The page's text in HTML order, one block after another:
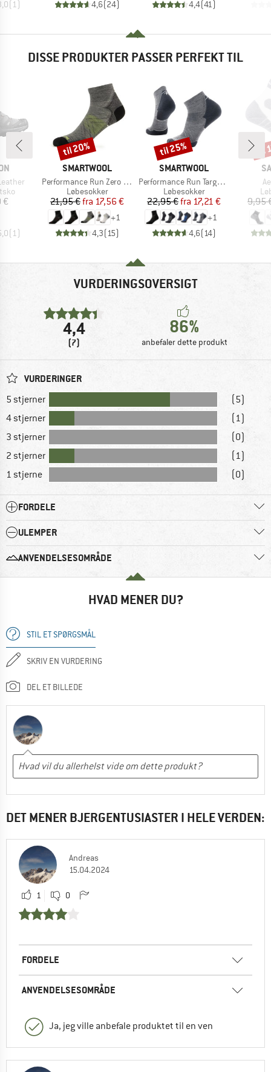
( 1) 4,6(24) 4,4(41)
DISSE PRODUKTER PASSER PERFEKT TIL
€
(1 )
MÆRKE
SMARTWOOL
Artikel
Performance Run Zero Cushion Ankle
Produktgruppe
Løbesokker
Pris
21,95 € Nedsat pris
fra 17,56 €
+1
4,3(15)
Rabat
til 20%
MÆRKE
SMARTWOOL
Artikel
Performance Run Targeted Cushion Ankle
Produktgruppe
Løbesokker
Pris
22,95 € Nedsat pris
fra 17,21 €
+1
4,6(14)
Rabat
til 25%
9,95
VURDERINGSOVERSIGT
4,4
(7)
86%
anbefaler dette produkt
VURDERINGER
5 stjerner
(5)
4 stjerner
(1)
3 stjerner
(0)
2 stjerner
(1)
1 stjerne
(0)
FORDELE
ULEMPER
ANVENDELSESOMRÅDE
HVAD MENER DU?
STIL ET SPØRGSMÅL
SKRIV EN VURDERING
DEL ET BILLEDE
DET MENER BJERGENTUSIASTER I HELE VERDEN:
Andreas
15.04.2024
1 0
FORDELE
ANVENDELSESOMRÅDE
Ja, jeg ville anbefale produktet til en ven